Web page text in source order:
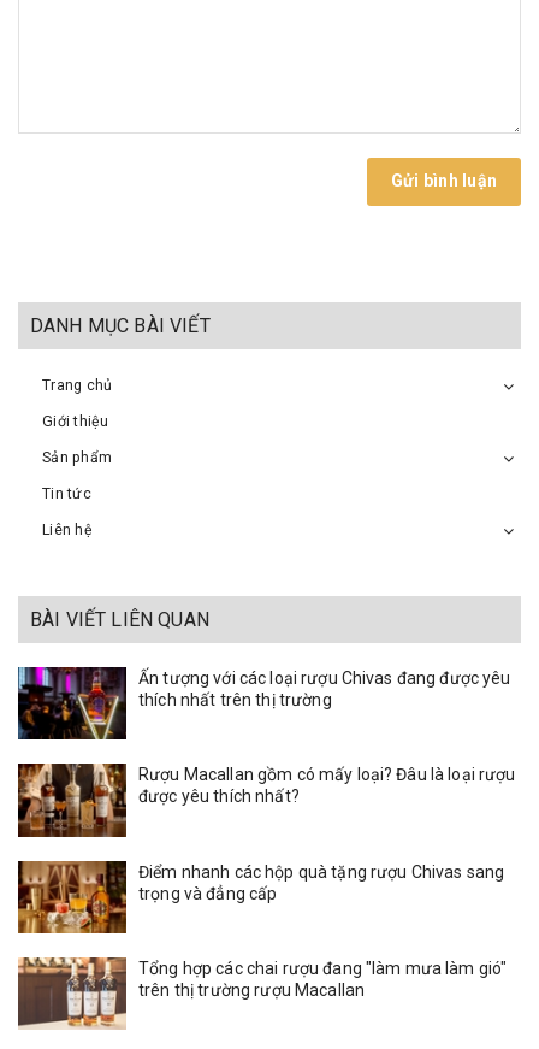
Gửi bình luận
DANH MỤC BÀI VIẾT
Trang chủ
Giới thiệu
Sản phẩm
Tin tức
Liên hệ
BÀI VIẾT LIÊN QUAN
Ấn tượng với các loại rượu Chivas đang được yêu
thích nhất trên thị trường
Rượu Macallan gồm có mấy loại? Đâu là loại rượu
được yêu thích nhất?
Điểm nhanh các hộp quà tặng rượu Chivas sang
trọng và đẳng cấp
Tổng hợp các chai rượu đang "làm mưa làm gió"
trên thị trường rượu Macallan